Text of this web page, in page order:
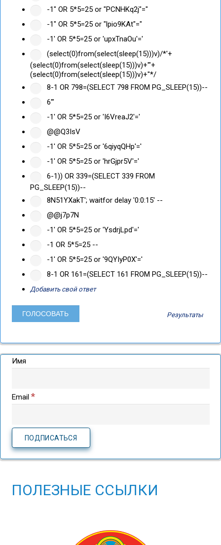
-1" OR 5*5=25 or "PCNHKq2j"="
-1" OR 5*5=25 or "lpio9KAt"="
-1' OR 5*5=25 or 'upxTnaOu'='
(select(0)from(select(sleep(15)))v)/*'+
(select(0)from(select(sleep(15)))v)+'"+
(select(0)from(select(sleep(15)))v)+"*/
8-1 OR 798=(SELECT 798 FROM PG_SLEEP(15))--
6'"
-1' OR 5*5=25 or 'I6VreaJ2'='
@@Q3IsV
-1' OR 5*5=25 or '6qiyqQHp'='
-1' OR 5*5=25 or 'hrGjpr5V'='
6-1)) OR 339=(SELECT 339 FROM
PG_SLEEP(15))--
8N51YXakT'; waitfor delay '0:0:15' --
@@j7p7N
-1' OR 5*5=25 or 'YsdrjLpd'='
-1 OR 5*5=25 --
-1' OR 5*5=25 or '9QYIyP0X'='
8-1 OR 161=(SELECT 161 FROM PG_SLEEP(15))--
Добавить свой ответ
Результаты
Имя
Email *
ПОЛЕЗНЫЕ ССЫЛКИ